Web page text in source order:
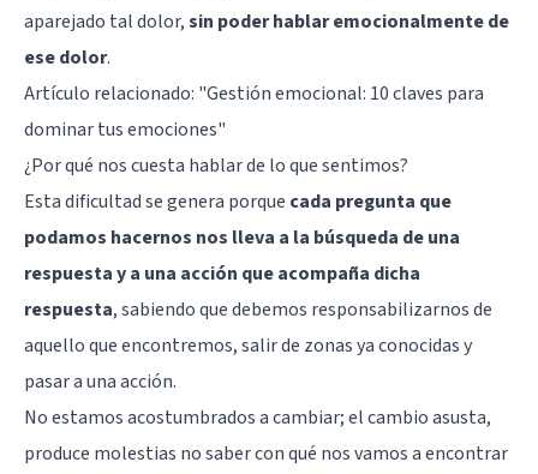
aparejado tal dolor,sin poder hablar emocionalmente de
ese dolor.
Artículo relacionado: "Gestión emocional: 10 claves para
dominar tus emociones"
¿Por qué nos cuesta hablar de lo que sentimos?
Esta dificultad se genera porque cada pregunta que
podamos hacernos nos lleva a la búsqueda de una
respuesta y a una acción que acompaña dicha
respuesta, sabiendo que debemos responsabilizarnos de
aquello que encontremos, salir de zonas ya conocidas y
pasar a una acción.
No estamos acostumbrados a cambiar; el cambio asusta,
produce molestias no saber con qué nos vamos a encontrar